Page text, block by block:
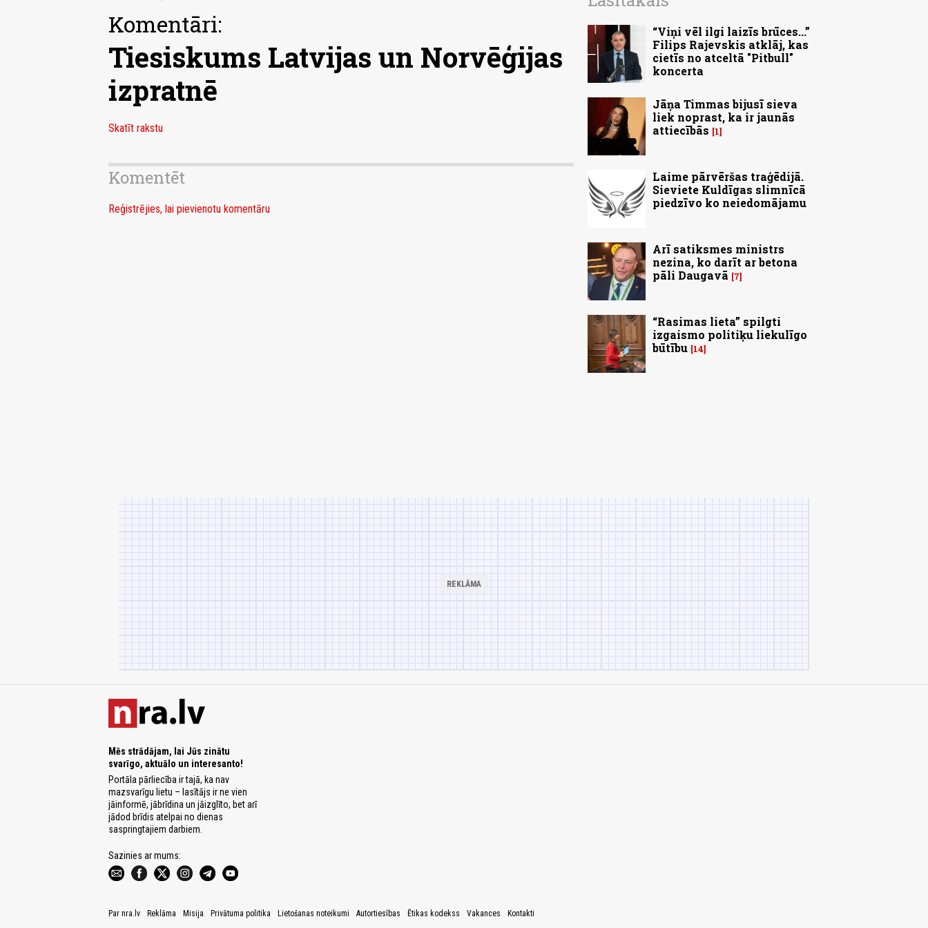
Komentāri:
Tiesiskums Latvijas un Norvēģijas
izpratnē
Skatīt rakstu
Komentēt
Reģistrējies, lai pievienotu komentāru
“Viņi vēl ilgi laizīs brūces...”
Filips Rajevskis atklāj, kas
cietīs no atceltā "Pitbull"
koncerta
Jāņa Timmas bijusī sieva
liek noprast, ka ir jaunās
attiecībās
1
Laime pārvēršas traģēdijā.
Sieviete Kuldīgas slimnīcā
piedzīvo ko neiedomājamu
Arī satiksmes ministrs
nezina, ko darīt ar betona
pāli Daugavā
7
“Rasimas lieta” spilgti
izgaismo politiķu liekulīgo
būtību 14
Mēs strādājam, lai Jūs zinātu
svarīgo, aktuālo un interesanto!
Portāla pārliecība ir tajā, ka nav
mazsvarīgu lietu – lasītājs ir ne vien
jāinformē, jābrīdina un jāizglīto, bet arī
jādod brīdis atelpai no dienas
saspringtajiem darbiem.
Sazinies ar mums:
Par nra.lv Reklāma Misija Privātuma politika Lietošanas noteikumi Autortiesības Ētikas kodekss Vakances Kontakti